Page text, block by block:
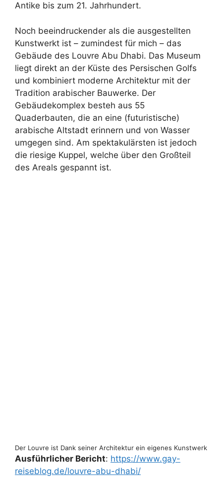
Antike bis zum 21. Jahrhundert.
Noch beeindruckender als die ausgestellten
Kunstwerkt ist – zumindest für mich – das
Gebäude des Louvre Abu Dhabi. Das Museum
liegt direkt an der Küste des Persischen Golfs
und kombiniert moderne Architektur mit der
Tradition arabischer Bauwerke. Der
Gebäudekomplex besteh aus 55
Quaderbauten, die an eine (futuristische)
arabische Altstadt erinnern und von Wasser
umgegen sind. Am spektakulärsten ist jedoch
die riesige Kuppel, welche über den Großteil
des Areals gespannt ist.
Der Louvre ist Dank seiner Architektur ein eigenes Kunstwerk
Ausführlicher Bericht: https://www.gay-
reiseblog.de/louvre-abu-dhabi/